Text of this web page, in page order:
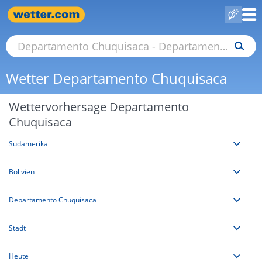
Wetter Departamento Chuquisaca
Wettervorhersage Departamento
Chuquisaca